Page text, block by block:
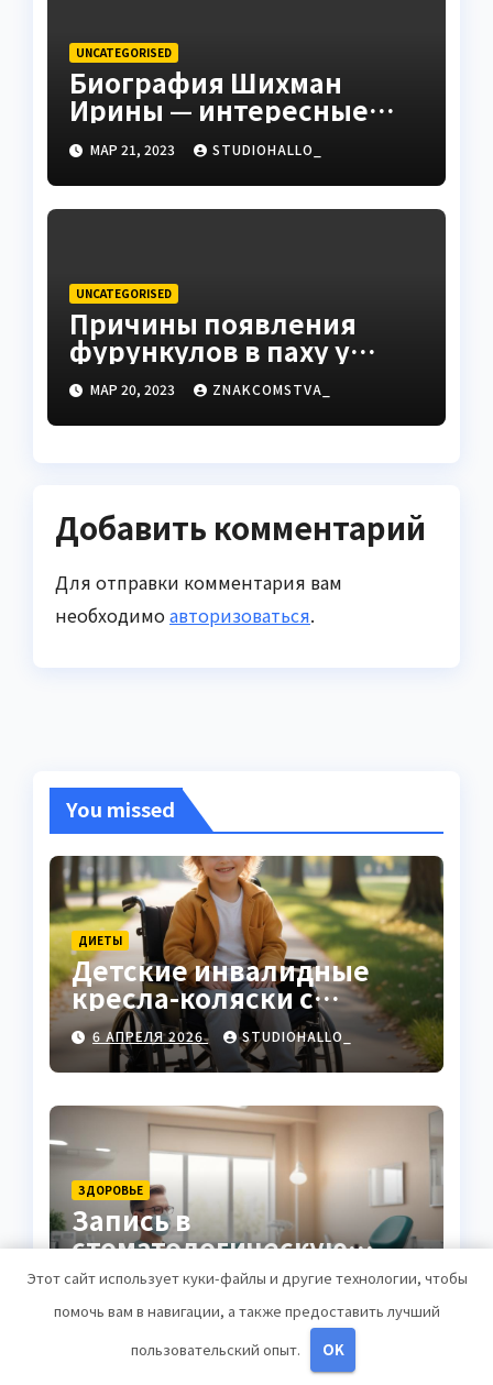
UNCATEGORISED
Биография Шихман
Ирины — интересные
факты, достижения и
путь к успеху
МАР 21, 2023 STUDIOHALLO_
UNCATEGORISED
Причины появления
фурункулов в паху у
мужчин
МАР 20, 2023 ZNAKCOMSTVA_
Добавить комментарий
Для отправки комментария вам
необходимоавторизоваться.
You missed
ДИЕТЫ
Детские инвалидные
кресла-коляски с
ручным приводом
6 АПРЕЛЯ 2026 STUDIOHALLO_
ЗДОРОВЬЕ
Запись в
стоматологическую
клинику
25 МАРТА 2026 STUDIOHALLO_
Этот сайт использует куки-файлы и другие технологии, чтобы
помочь вам в навигации, а также предоставить лучший
пользовательский опыт.
OK